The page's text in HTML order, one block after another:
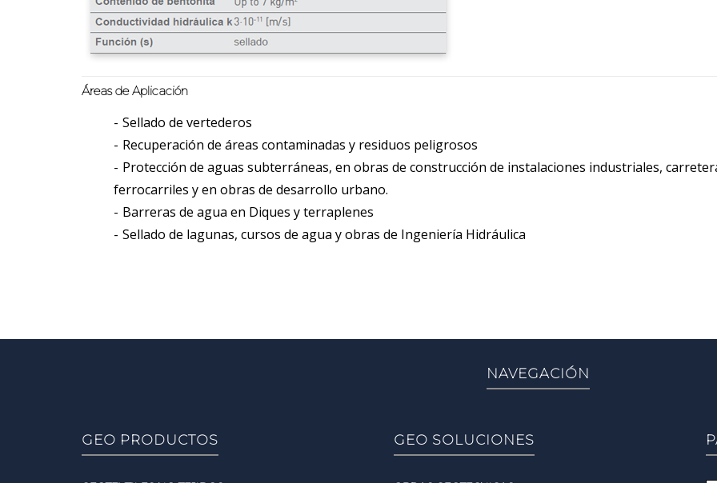
Áreas de Aplicación
Sellado de vertederos
Recuperación de áreas contaminadas y residuos peligrosos
Protección de aguas subterráneas, en obras de construcción de instalaciones industriales,
ferrocarriles y en obras de desarrollo urbano.
Barreras de agua en Diques y terraplenes
Sellado de lagunas, cursos de agua y obras de Ingeniería Hidráulica
NAVEGACIÓN
GEO PRODUCTOS GEO SOLUCIONES